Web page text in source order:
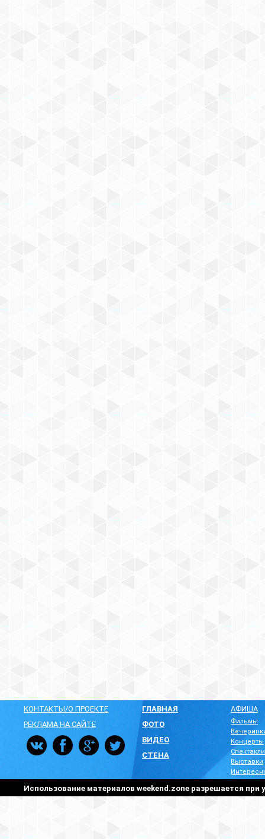
КОНТАКТЫ/О ПРОЕКТЕ
РЕКЛАМА НА САЙТЕ
ГЛАВНАЯ
ФОТО
ВИДЕО
СТЕНА
АФИША
Фильмы
Концерты
Спектакли
Выставки
Использование материалов weekend.zone разрешается